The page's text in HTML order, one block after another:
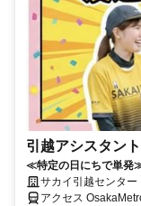
引越アシスタン
≪特定の日にちで単
ト♪時給1250円で稼げ
サカイ引越センタ
アクセス